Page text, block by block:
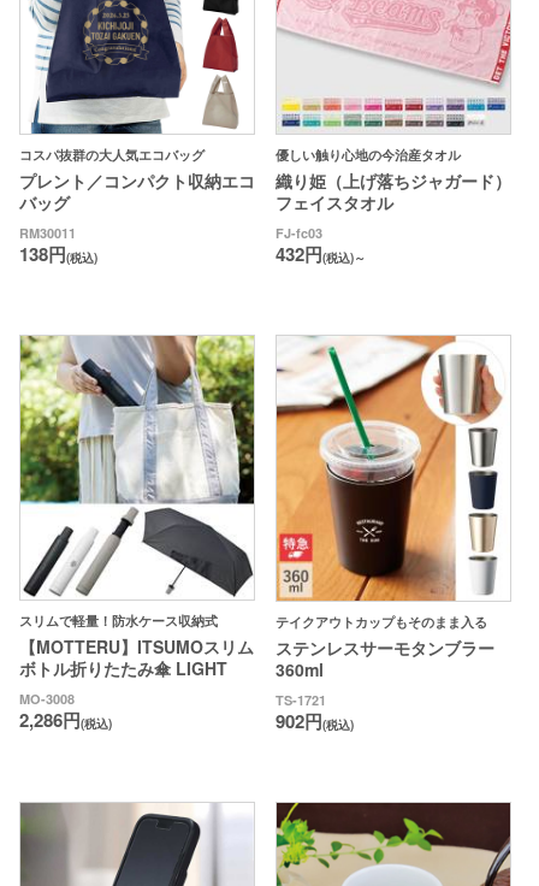
コスパ抜群の大人気エコバッグ
プレント／コンパクト収納エコ
バッグ
RM30011
138円(税込)
優しい触り心地の今治産タオル
織り姫（上げ落ちジャガード）
フェイスタオル
FJ-fc03
432円(税込)～
スリムで軽量！防水ケース収納式
【MOTTERU】ITSUMOスリム
ボトル折りたたみ傘 LIGHT
MO-3008
2,286円(税込)
テイクアウトカップもそのまま入る
ステンレスサーモタンブラー
360ml
TS-1721
902円(税込)